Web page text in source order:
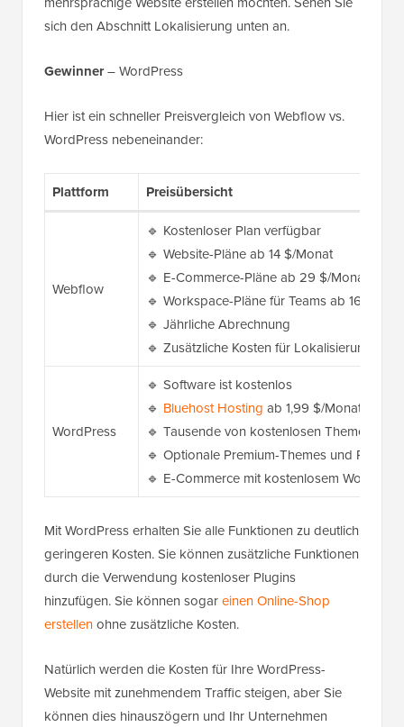
sich den Abschnitt Lokalisierung unten an.
Gewinner– WordPress
Hier ist ein schneller Preisvergleich von Webflow vs.
WordPress nebeneinander:
Plattform Preisübersicht
Webflow
🔹 Kostenloser Plan verfügbar
🔹 Website-Pläne ab 14 $/Monat
🔹 E-Commerce-Pläne ab 29 $/Monat
🔹 Workspace-Pläne für Teams ab 16 $/
🔹 Jährliche Abrechnung
🔹 Zusätzliche Kosten für Lokalisierung und
WordPress
🔹 Software ist kostenlos
🔹 Bluehost Hosting ab 1,99 $/Monat mit
🔹 Tausende von kostenlosen Themes und
🔹 Optionale Premium-Themes und Plugins
🔹 E-Commerce mit kostenlosem
Mit WordPress erhalten Sie alle Funktionen zu deutlich
geringeren Kosten. Sie können zusätzliche Funktionen
durch die Verwendung kostenloser Plugins
hinzufügen. Sie können sogareinen Online-Shop
erstellenohne zusätzliche Kosten.
Natürlich werden die Kosten für Ihre WordPress-
Website mit zunehmendem Traffic steigen, aber Sie
können dies hinauszögern und Ihr Unternehmen